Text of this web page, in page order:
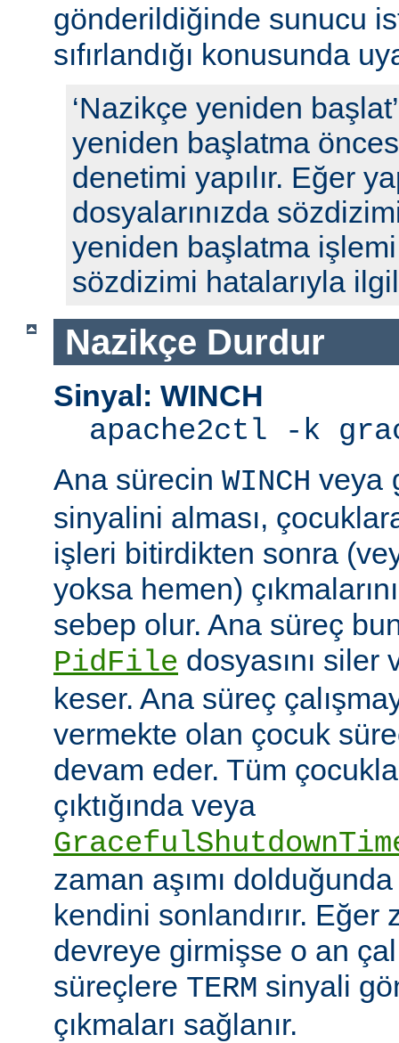
gönderildiğinde sunucu
sıfırlandığı konusunda
‘Nazikçe yeniden
yeniden başlatma
denetimi yapılır. Eğer
dosyalarınızda
yeniden başlatma
sözdizimi hatalarıyla
Nazikçe Durdur
Sinyal: WINCH
apache2ctl -k
Ana sürecin WINCH veya
sinyalini alması,
işleri bitirdikten sonra
yoksa hemen)
sebep olur. Ana süreç
PidFile dosyasını
keser. Ana süreç
vermekte olan çocuk
devam eder. Tüm
çıktığında veya
zaman aşımı
kendini sonlandırır. Eğer
devreye girmişse o an
süreçlere TERM sinyali
çıkmaları sağlanır.